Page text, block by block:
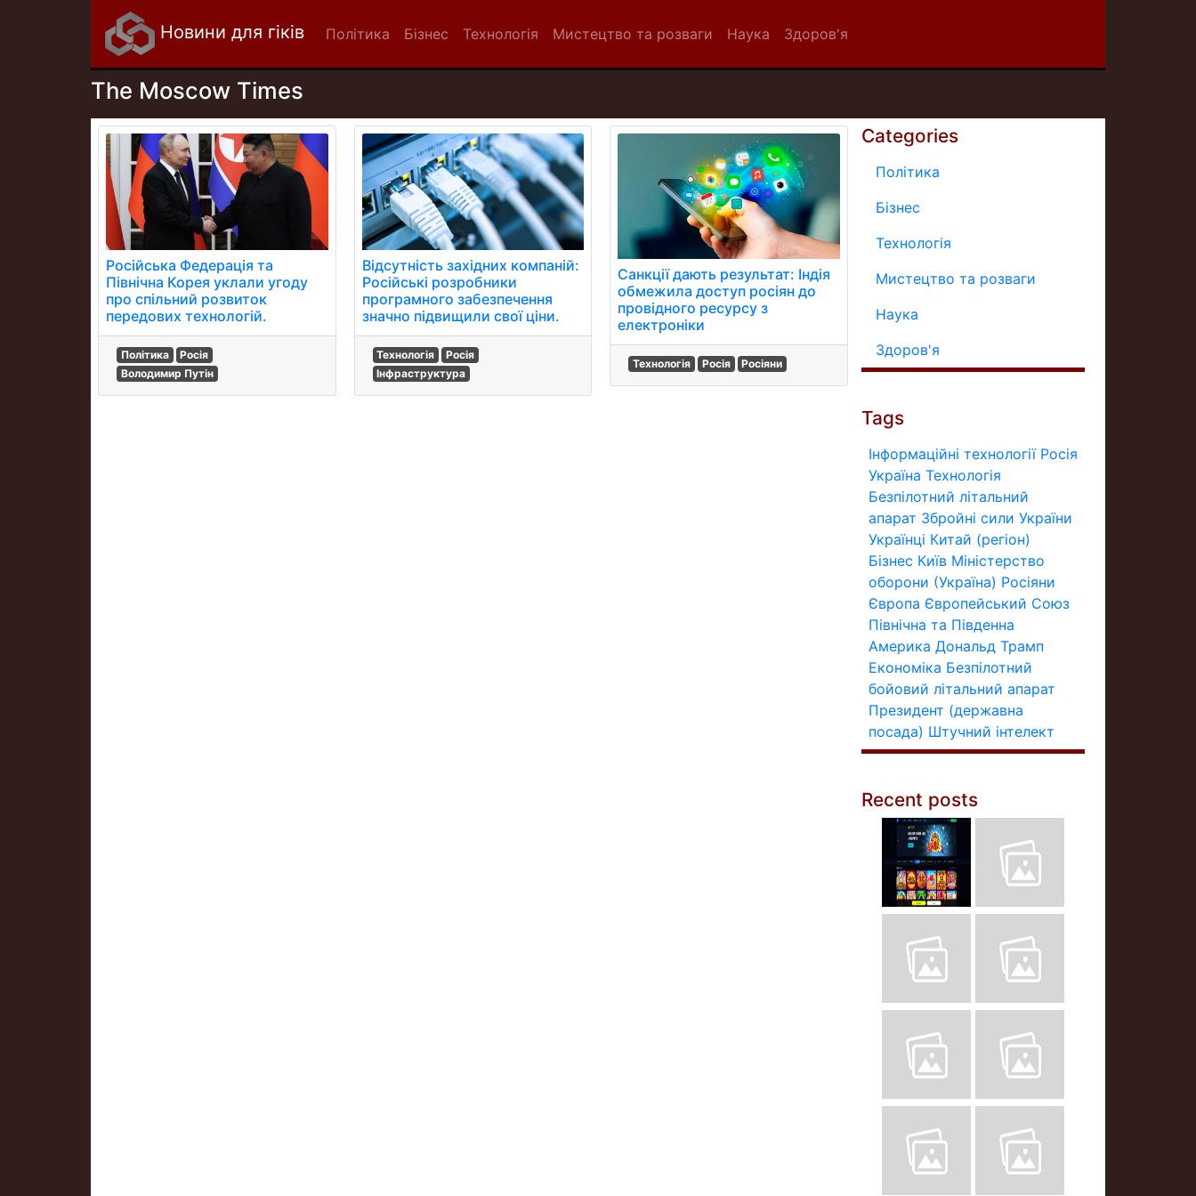
Новини для гіків Політика Бізнес Технологія Мистецтво та розваги Наука Здоров'я
The Moscow Times
Російська Федерація та
Північна Корея уклали угоду
про спільний розвиток
передових технологій.
Політика
Росія
Володимир Путін
Відсутність західних компаній:
Російські розробники
програмного забезпечення
значно підвищили свої ціни.
Технологія
Росія
Інфраструктура
Санкції дають результат: Індія
обмежила доступ росіян до
провідного ресурсу з
електроніки
Технологія Росія Росіяни
Categories
Політика
Бізнес
Технологія
Мистецтво та розваги
Наука
Здоров'я
Tags
Інформаційні технології Росія
Україна Технологія
Безпілотний літальний
апарат Збройні сили України
Українці Китай (регіон)
Бізнес Київ Міністерство
оборони (Україна) Росіяни
Європа Європейський Союз
Північна та Південна
Америка Дональд Трамп
Економіка Безпілотний
бойовий літальний апарат
Президент (державна
посада) Штучний інтелект
Recent posts